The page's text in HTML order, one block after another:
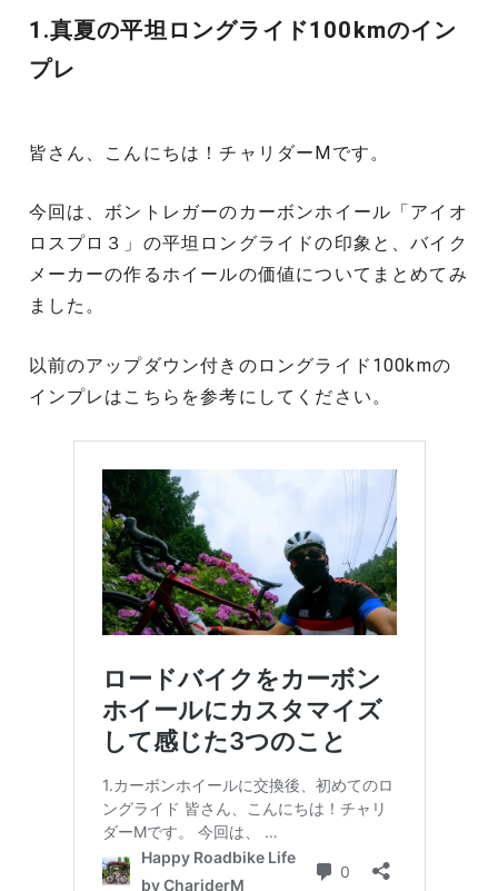
1.真夏の平坦ロングライド100kmのイン
プレ
皆さん、こんにちは！チャリダーMです。
今回は、ボントレガーのカーボンホイール「アイオ
ロスプロ３」の平坦ロングライドの印象と、バイク
メーカーの作るホイールの価値についてまとめてみ
ました。
以前のアップダウン付きのロングライド100kmの
インプレはこちらを参考にしてください。